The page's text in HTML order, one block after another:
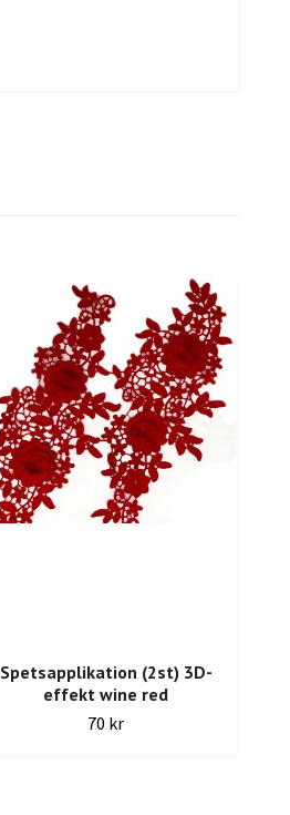
Spetsapplikation (2st) 3D-
effekt wine red
70 kr